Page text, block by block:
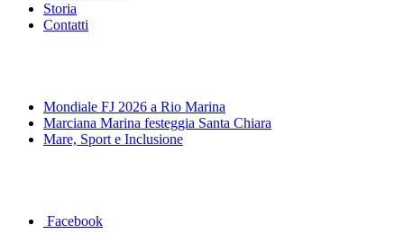
Storia
Contatti
Mondiale FJ 2026 a Rio Marina
Marciana Marina festeggia Santa Chiara
Mare, Sport e Inclusione
Facebook